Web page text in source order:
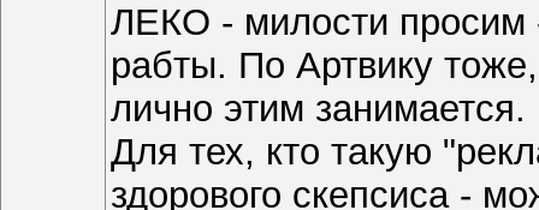
ЛЕКО - милости просим
рабты. По Артвику
лично этим занимается.
Для тех, кто такую
здорового скепсиса -